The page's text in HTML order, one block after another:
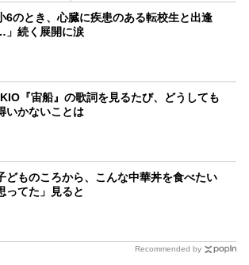
6のとき、心臓に疾患のある転校生と出逢
」続く展開に涙
『宙船』の歌詞を見るたび、どうしても
いかないことは
どものころから、こんな中華丼を食べたい
ってた」見ると
Recommended by